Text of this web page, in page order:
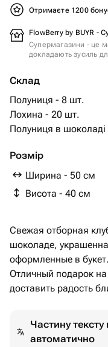
Отримаєте 1200
FlowBerry by BUYR -
Супермагазини - це
докладають зусиль
Склад
Полуниця - 8 шт.
Лохина - 20 шт.
Полуниця в
Розмір
Ширина - 50 см
Висота - 40 см
Свежая отборная
шоколаде,
оформленные в букет.
Отличный подарок
доставить радость
Частину тексту
автоматично